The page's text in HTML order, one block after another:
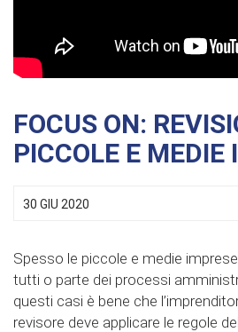
FOCUS ON:
PICCOLE E MEDIE
30 GIU 2020
Spesso le piccole e medie
tutti o parte dei processi
questi casi è bene che
revisore deve applicare le regole